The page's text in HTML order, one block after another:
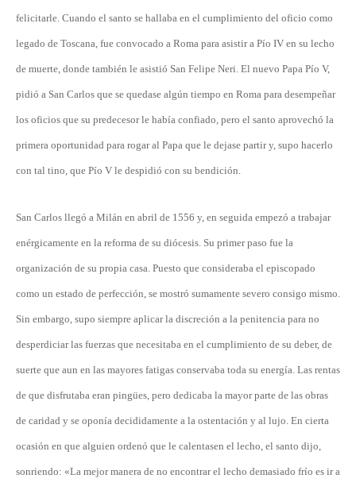
felicitarle. Cuando el santo se hallaba en el cumplimiento del oficio como
legado de Toscana, fue convocado a Roma para asistir a Pío IV en su lecho
de muerte, donde también le asistió San Felipe Neri. El nuevo Papa Pío V,
pidió a San Carlos que se quedase algún tiempo en Roma para desempeñar
los oficios que su predecesor le había confiado, pero el santo aprovechó la
primera oportunidad para rogar al Papa que le dejase partir y, supo hacerlo
con tal tino, que Pío V le despidió con su bendición.
San Carlos llegó a Milán en abril de 1556 y, en seguida empezó a trabajar
enérgicamente en la reforma de su diócesis. Su primer paso fue la
organización de su propia casa. Puesto que consideraba el episcopado
como un estado de perfección, se mostró sumamente severo consigo mismo.
Sin embargo, supo siempre aplicar la discreción a la penitencia para no
desperdiciar las fuerzas que necesitaba en el cumplimiento de su deber, de
suerte que aun en las mayores fatigas conservaba toda su energía. Las rentas
de que disfrutaba eran pingües, pero dedicaba la mayor parte de las obras
de caridad y se oponía decididamente a la ostentación y al lujo. En cierta
ocasión en que alguien ordenó que le calentasen el lecho, el santo dijo,
sonriendo: «La mejor manera de no encontrar el lecho demasiado frío es ir a